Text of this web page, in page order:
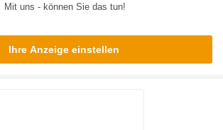
Mit uns - können Sie das tun!
Ihre Anzeige einstellen